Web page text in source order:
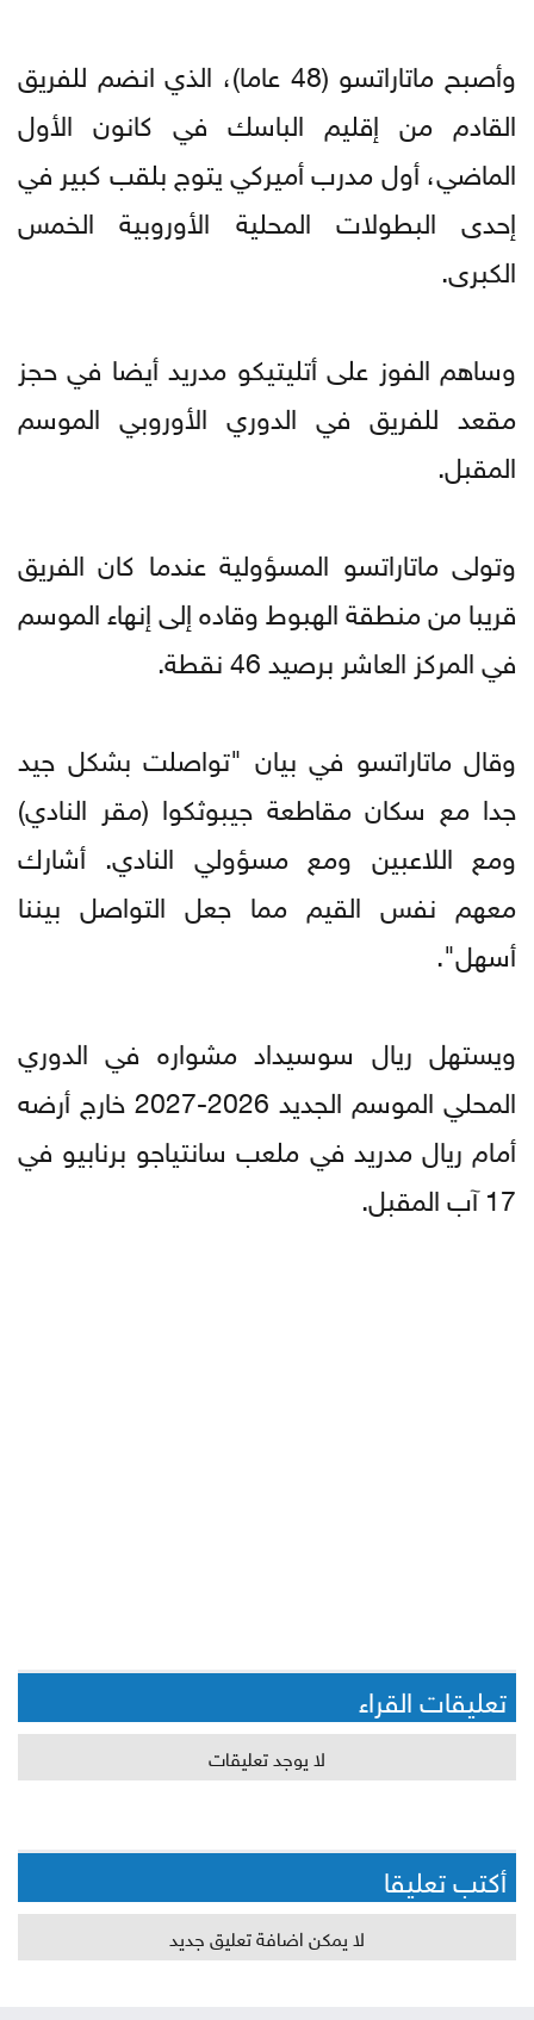
وأصبح ماتاراتسو (48 عاما)، الذي انضم للفريق
القادم من إقليم الباسك في كانون الأول
الماضي، أول مدرب أميركي يتوج بلقب كبير في
إحدى البطولات المحلية الأوروبية الخمس
الكبرى.
وساهم الفوز على أتليتيكو مدريد أيضا في حجز
مقعد للفريق في الدوري الأوروبي الموسم
المقبل.
وتولى ماتاراتسو المسؤولية عندما كان الفريق
قريبا من منطقة الهبوط وقاده إلى إنهاء الموسم
في المركز العاشر برصيد 46 نقطة.
وقال ماتاراتسو في بيان "تواصلت بشكل جيد
جدا مع سكان مقاطعة جيبوثكوا (مقر النادي)
ومع اللاعبين ومع مسؤولي النادي. أشارك
معهم نفس القيم مما جعل التواصل بيننا
أسهل".
ويستهل ريال سوسيداد مشواره في الدوري
المحلي الموسم الجديد 2026-2027 خارج أرضه
أمام ريال مدريد في ملعب سانتياجو برنابيو في
17 آب المقبل.
تعليقات القراء
لا يوجد تعليقات
أكتب تعليقا
لا يمكن اضافة تعليق جديد